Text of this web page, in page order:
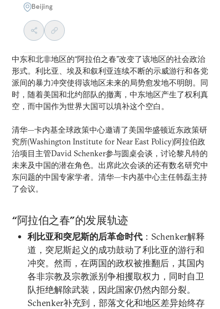
Beijing
中东和北非地区的“阿拉伯之春”改变了该地区的社会政治
形式。利比亚、埃及和叙利亚连续不断的示威游行和各党
派间的暴力冲突使得该地区未来的局势愈发地不明朗。同
时，随着美国和北约部队的撤离，中东地区产生了权利真
空，而中国作为世界大国可以填补这个空白。
清华—卡内基全球政策中心邀请了美国华盛顿近东政策研
究所(Washington Institute for Near East Policy)阿拉伯政
治项目主管David Schenker参与圆桌会谈，讨论黎凡特的
未来及中国的潜在角色。出席此次会谈的还有数名研究中
东问题的中国专家学者。清华—卡内基中心主任韩磊主持
了会议。
“阿拉伯之春”的发展轨迹
利比亚和突尼斯的后革命时代 ：Schenker解释
道，突尼斯起义的成功鼓动了利比亚的游行和
冲突。然而，在两国的政权被推翻后，其国内
各非宗教及宗教派别争相攫取权力，同时自卫
队拒绝解除武装，因此国家仍然内部分裂。
Schenker补充到，部落文化和地区差异始终存